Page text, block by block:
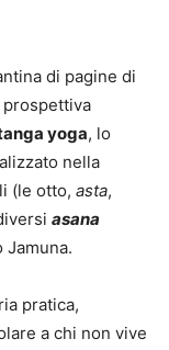
di pagine di
prospettiva
yoga, lo
nella
(le otto, asta,
asana
pratica,
a chi non vive